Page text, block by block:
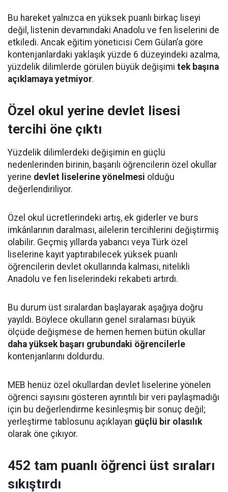
Bu hareket yalnızca en yüksek puanlı birkaç liseyi
değil, listenin devamındaki Anadolu ve fen liselerini de
etkiledi. Ancak eğitim yöneticisi Cem Gülan’a göre
kontenjanlardaki yaklaşık yüzde 6 düzeyindeki azalma,
yüzdelik dilimlerde görülen büyük değişimi tek başına
açıklamaya yetmiyor.
Özel okul yerine devlet lisesi
tercihi öne çıktı
Yüzdelik dilimlerdeki değişimin en güçlü
nedenlerinden birinin, başarılı öğrencilerin özel okullar
yerine devlet liselerine yönelmesi olduğu
değerlendiriliyor.
Özel okul ücretlerindeki artış, ek giderler ve burs
imkânlarının daralması, ailelerin tercihlerini değiştirmiş
olabilir. Geçmiş yıllarda yabancı veya Türk özel
liselerine kayıt yaptırabilecek yüksek puanlı
öğrencilerin devlet okullarında kalması, nitelikli
Anadolu ve fen liselerindeki rekabeti artırdı.
Bu durum üst sıralardan başlayarak aşağıya doğru
yayıldı. Böylece okulların genel sıralaması büyük
ölçüde değişmese de hemen hemen bütün okullar
daha yüksek başarı grubundaki öğrencilerle
kontenjanlarını doldurdu.
MEB henüz özel okullardan devlet liselerine yönelen
öğrenci sayısını gösteren ayrıntılı bir veri paylaşmadığı
için bu değerlendirme kesinleşmiş bir sonuç değil;
yerleştirme tablosunu açıklayan güçlü bir olasılık
olarak öne çıkıyor.
452 tam puanlı öğrenci üst sıraları
sıkıştırdı